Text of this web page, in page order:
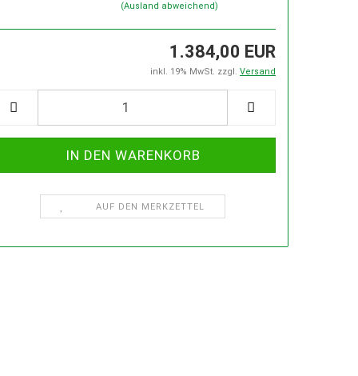
SCHRAUBSTÖCKE, SCHRAUBZWINGEN
ZERSPANUNGSWERKZEUGE
(Ausland abweichend)
1.384,00 EUR
inkl. 19% MwSt. zzgl. Versand
AUF DEN MERKZETTEL